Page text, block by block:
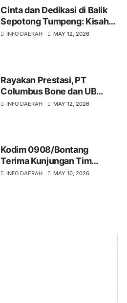
Cinta dan Dedikasi di Balik
Sepotong Tumpeng: Kisah
Manis Columbus Soppeng &
INFO DAERAH MAY 12, 2026
Rayakan Prestasi, PT
Columbus Bone dan UB
Parepare Bagikan Bonus
INFO DAERAH MAY 12, 2026
Kodim 0908/Bontang
Terima Kunjungan Tim
Wasev TMMD Ke-128 Tahun
INFO DAERAH MAY 10, 2026